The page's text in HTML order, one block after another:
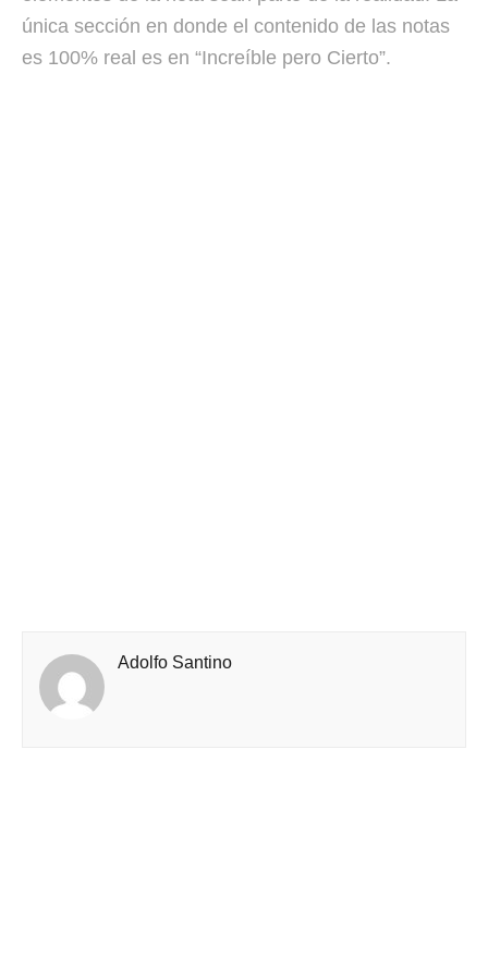
única sección en donde el contenido de las notas
es 100% real es en “Increíble pero Cierto”.
Adolfo Santino